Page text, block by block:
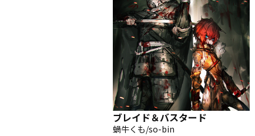
ブレイド＆バスタード
蝸牛くも/so-bin